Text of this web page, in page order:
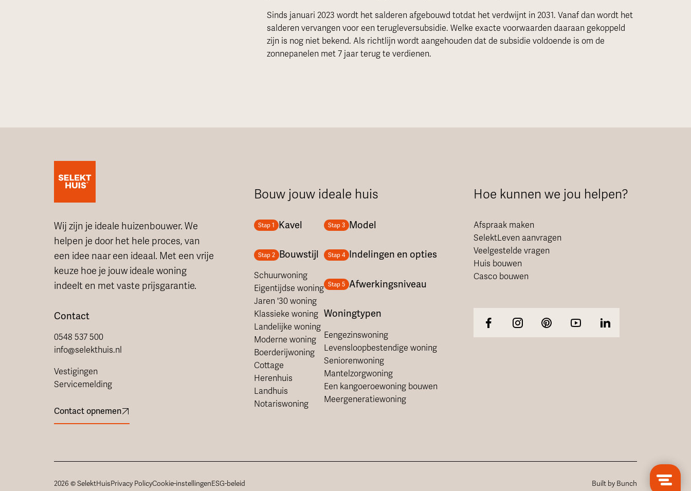
Sinds januari 2023 wordt het salderen afgebouwd totdat het verdwijnt in 2031. Vanaf dan wordt het
salderen vervangen voor een terugleversubsidie. Welke exacte voorwaarden daaraan gekoppeld
zijn is nog niet bekend. Als richtlijn wordt aangehouden dat de subsidie voldoende is om de
zonnepanelen met 7 jaar terug te verdienen.
Wij zijn je ideale huizenbouwer. We
helpen je door het hele proces, van
een idee naar een ideaal. Met een vrije
keuze hoe je jouw ideale woning
indeelt en met vaste prijsgarantie.
Contact
0548 537 500
info@selekthuis.nl
Vestigingen
Servicemelding
Contact opnemen
Bouw jouw ideale huis
Stap 1 Kavel
Stap 2 Bouwstijl
Schuurwoning
Eigentijdse woning
Jaren '30 woning
Klassieke woning
Landelijke woning
Moderne woning
Boerderijwoning
Cottage
Herenhuis
Landhuis
Notariswoning
Stap 3 Model
Stap 4 Indelingen en opties
Stap 5 Afwerkingsniveau
Woningtypen
Eengezinswoning
Levensloopbestendige woning
Seniorenwoning
Mantelzorgwoning
Een kangoeroewoning bouwen
Meergeneratiewoning
Hoe kunnen we jou helpen?
Afspraak maken
SelektLeven aanvragen
Veelgestelde vragen
Huis bouwen
Casco bouwen
2026 © SelektHuisPrivacy PolicyCookie-instellingenESG-beleid Built by Bunch